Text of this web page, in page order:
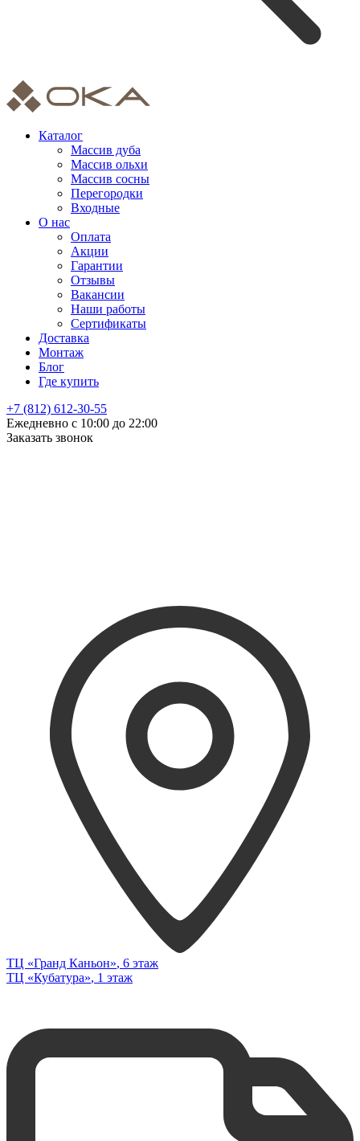
Каталог
Массив дуба
Массив ольхи
Массив сосны
Перегородки
Входные
О нас
Оплата
Акции
Гарантии
Отзывы
Вакансии
Наши работы
Сертификаты
Доставка
Монтаж
Блог
Где купить
+7 (812) 612-30-55
Ежедневно с 10:00 до 22:00
Заказать звонок
ТЦ «Гранд Каньон», 6 этаж
ТЦ «Кубатура», 1 этаж